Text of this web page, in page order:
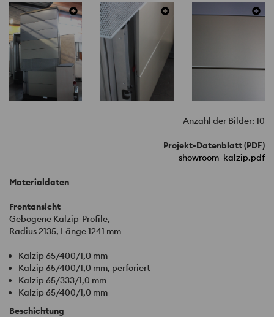
Anzahl der Bilder: 10
Projekt-Datenblatt (PDF)
showroom_kalzip.pdf
Materialdaten
Frontansicht
Gebogene Kalzip-Profile,
Radius 2135, Länge 1241 mm
Kalzip 65/400/1,0 mm
Kalzip 65/400/1,0 mm, perforiert
Kalzip 65/333/1,0 mm
Kalzip 65/400/1,0 mm
Beschichtung